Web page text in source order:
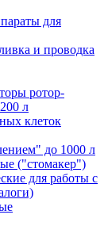
для
и проводка
ротор-
л
клеток
до 1000 л
("стомакер")
для работы с